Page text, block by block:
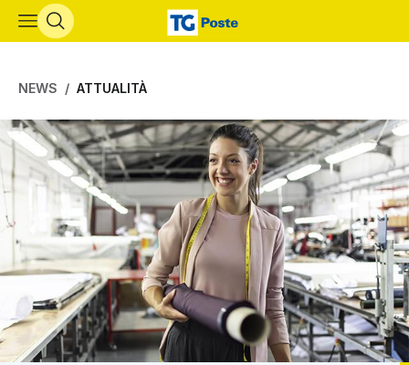
Vai al contenuto principale
NEWS ATTUALITÀ